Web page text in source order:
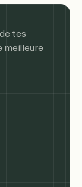
tes
meilleure